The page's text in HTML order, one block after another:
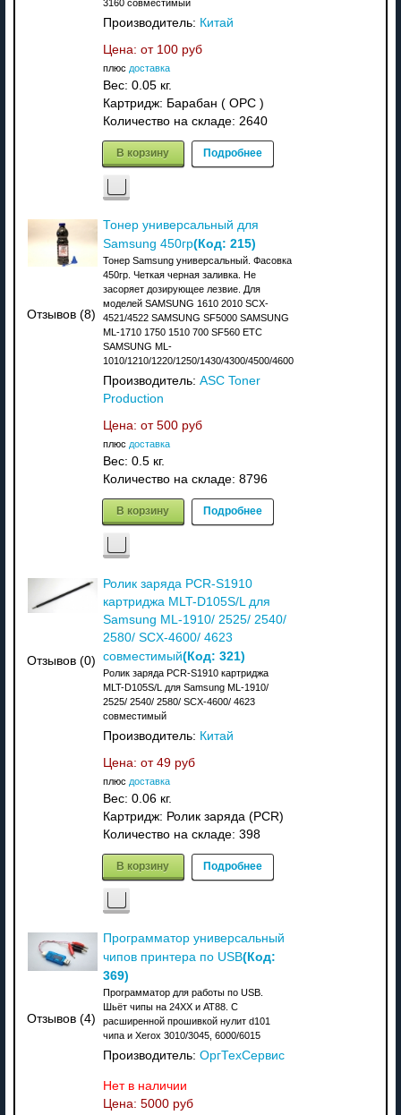
3160 совместимый
Производитель: Китай
Цена: от 100 руб
плюс доставка
Вес: 0.05 кг.
Картридж: Барабан ( OPC )
Количество на складе: 2640
В корзину Подробнее
Отзывов (8)
Тонер универсальный для
Samsung 450гр(Код: 215)
Тонер Samsung универсальный. Фасовка
450гр. Четкая черная заливка. Не
засоряет дозирующее лезвие. Для
моделей SAMSUNG 1610 2010 SCX-
4521/4522 SAMSUNG SF5000 SAMSUNG
ML-1710 1750 1510 700 SF560 ETC
SAMSUNG ML-
1010/1210/1220/1250/1430/4300/4500/4600
Производитель: ASC Toner
Production
Цена: от 500 руб
плюс доставка
Вес: 0.5 кг.
Количество на складе: 8796
В корзину Подробнее
Отзывов (0)
Ролик заряда PCR-S1910
картриджа MLT-D105S/L для
Samsung ML-1910/ 2525/ 2540/
2580/ SCX-4600/ 4623
совместимый(Код: 321)
Ролик заряда PCR-S1910 картриджа
MLT-D105S/L для Samsung ML-1910/
2525/ 2540/ 2580/ SCX-4600/ 4623
совместимый
Производитель: Китай
Цена: от 49 руб
плюс доставка
Вес: 0.06 кг.
Картридж: Ролик заряда (PCR)
Количество на складе: 398
В корзину Подробнее
Отзывов (4)
Программатор универсальный
чипов принтера по USB(Код:
369)
Программатор для работы по USB.
Шьёт чипы на 24XX и АТ88. C
расширенной прошивкой нулит d101
чипа и Xerox 3010/3045, 6000/6015
Производитель: ОргТехСервис
Нет в наличии
Цена: 5000 руб